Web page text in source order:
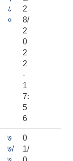
८
०
2
8/
2
0
2
2
-
1
7:
5
6
७
७/
0
1/